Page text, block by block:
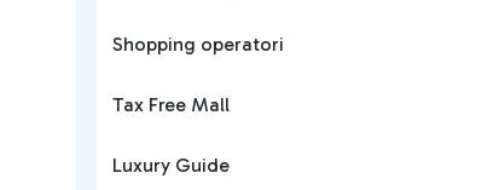
Shopping operatori
Tax Free Mall
Luxury Guide